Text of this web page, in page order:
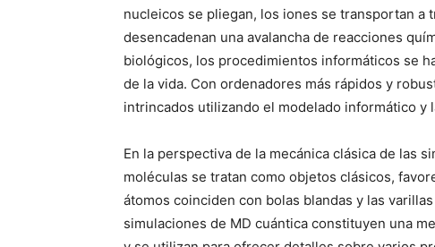
nucleicos se pliegan, los iones se transportan a
desencadenan una avalancha de reacciones
biológicos, los procedimientos informáticos se
de la vida. Con ordenadores más rápidos y
intrincados utilizando el modelado informático y
En la perspectiva de la mecánica clásica de las
moléculas se tratan como objetos clásicos,
átomos coinciden con bolas blandas y las
simulaciones de MD cuántica constituyen una